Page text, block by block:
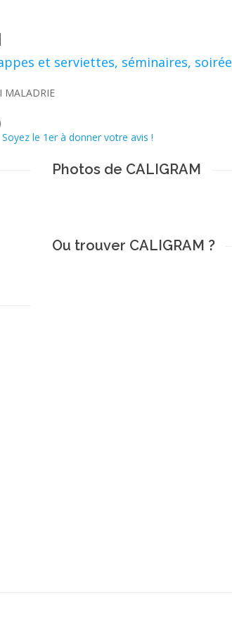
et serviettes, séminaires, soirée
MALADRIE
Soyez le 1er à donner votre avis !
Photos de CALIGRAM
Ou trouver CALIGRAM ?